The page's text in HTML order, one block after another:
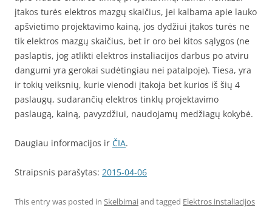
įtakos turės elektros mazgų skaičius, jei kalbama apie lauko
apšvietimo projektavimo kainą, jos dydžiui įtakos turės ne
tik elektros mazgų skaičius, bet ir oro bei kitos sąlygos (ne
paslaptis, jog atlikti elektros instaliacijos darbus po atviru
dangumi yra gerokai sudėtingiau nei patalpoje). Tiesa, yra
ir tokių veiksnių, kurie vienodi įtakoja bet kurios iš šių 4
paslaugų, sudarančių elektros tinklų projektavimo
paslaugą, kainą, pavyzdžiui, naudojamų medžiagų kokybė.
Daugiau informacijos ir ČIA.
Straipsnis parašytas: 2015-04-06
This entry was posted in Skelbimaiand tagged Elektros instaliacijos